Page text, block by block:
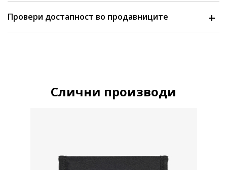
Провери достапност во продавниците
Слични производи